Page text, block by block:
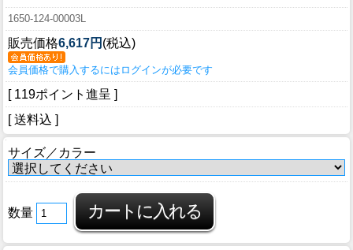
1650-124-00003L
販売価格6,617円 (税込)
会員価格で購入するにはログインが必要です
[ 119ポイント進呈 ]
[ 送料込 ]
サイズ／カラー
数量